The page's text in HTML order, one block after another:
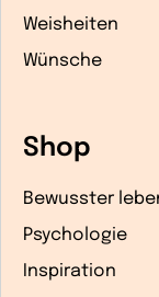
Weisheiten
Wünsche
Shop
Bewusster
Psychologie
Inspiration